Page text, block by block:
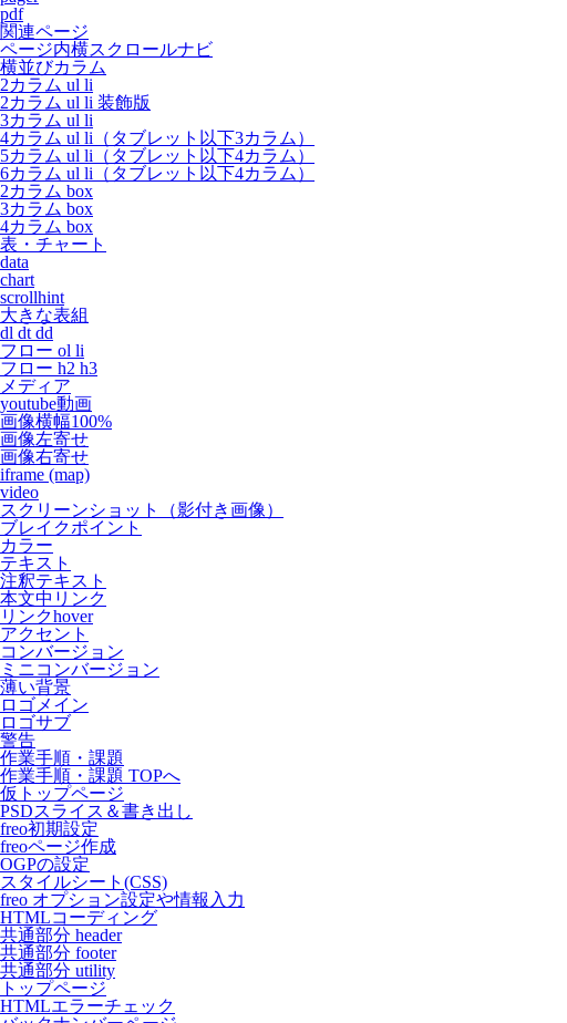
pdf
関連ページ
ページ内横スクロールナビ
横並びカラム
2カラム ul li
2カラム ul li 装飾版
3カラム ul li
4カラム ul li（タブレット以下3カラム）
5カラム ul li（タブレット以下4カラム）
6カラム ul li（タブレット以下4カラム）
2カラム box
3カラム box
4カラム box
表・チャート
data
chart
scrollhint
大きな表組
dl dt dd
フロー ol li
フロー h2 h3
メディア
youtube動画
画像横幅100%
画像左寄せ
画像右寄せ
iframe (map)
video
スクリーンショット（影付き画像）
ブレイクポイント
カラー
テキスト
注釈テキスト
本文中リンク
リンクhover
アクセント
コンバージョン
ミニコンバージョン
薄い背景
ロゴメイン
ロゴサブ
警告
作業手順・課題
作業手順・課題 TOPへ
仮トップページ
PSDスライス＆書き出し
freo初期設定
freoページ作成
OGPの設定
スタイルシート(CSS)
freo オプション設定や情報入力
HTMLコーディング
共通部分 header
共通部分 footer
共通部分 utility
トップページ
HTMLエラーチェック